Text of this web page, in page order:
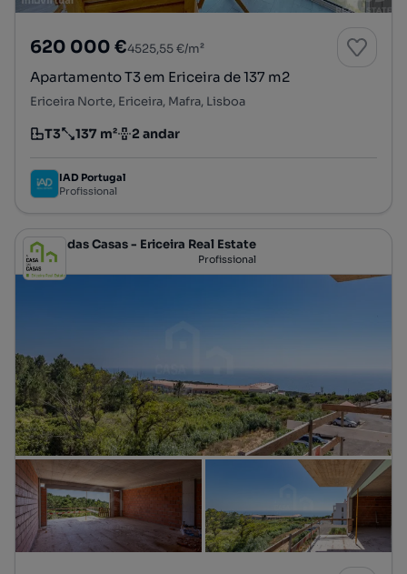
620 000 €4525,55 €/m²
Apartamento T3 em Ericeira de 137 m2
Ericeira Norte, Ericeira, Mafra, Lisboa
Tipologia
T3
Preço por metro quadrado
137 m²
Andar 2 andar
IAD Portugal
Profissional
A Casa das Casas - Ericeira Real Estate
Profissional